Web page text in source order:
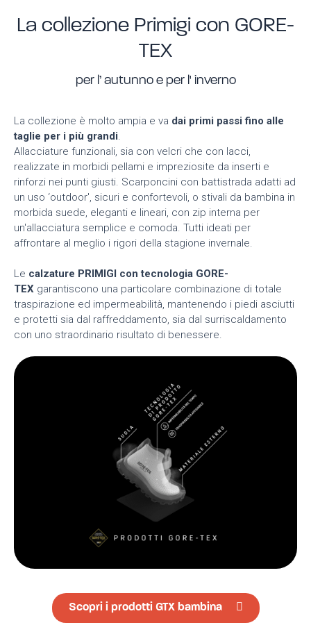
La collezione Primigi con GORE-
TEX
per l’ autunno e per l' inverno
La collezione è molto ampia e va dai primi passi fino alle
taglie per i più grandi.
Allacciature funzionali, sia con velcri che con lacci,
realizzate in morbidi pellami e impreziosite da inserti e
rinforzi nei punti giusti. Scarponcini con battistrada adatti ad
un uso ‘outdoor', sicuri e confortevoli, o stivali da bambina in
morbida suede, eleganti e lineari, con zip interna per
un'allacciatura semplice e comoda. Tutti ideati per
affrontare al meglio i rigori della stagione invernale.
Le calzature PRIMIGI con tecnologia GORE-
TEX garantiscono una particolare combinazione di totale
traspirazione ed impermeabilità, mantenendo i piedi asciutti
e protetti sia dal raffreddamento, sia dal surriscaldamento
con uno straordinario risultato di benessere.
Scopri i prodotti GTX bambina